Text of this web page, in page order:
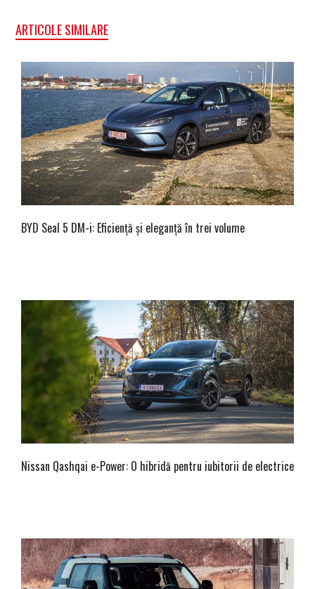
ARTICOLE SIMILARE
BYD Seal 5 DM-i: Eficiență și eleganță în trei volume
Nissan Qashqai e-Power: O hibridă pentru iubitorii de electrice